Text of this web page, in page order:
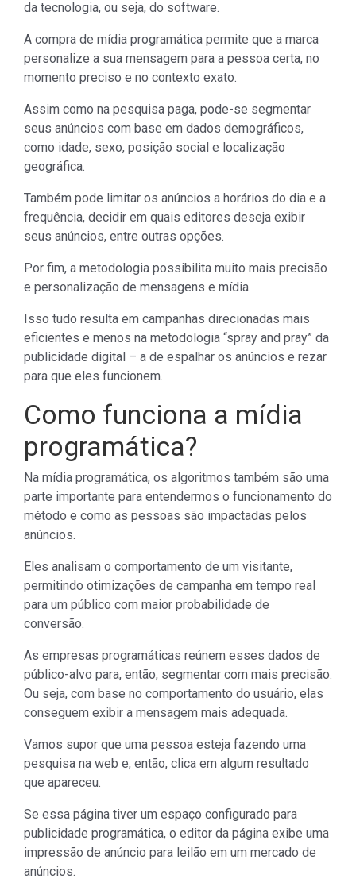
da tecnologia, ou seja, do software.
A compra de mídia programática permite que a marca
personalize a sua mensagem para a pessoa certa, no
momento preciso e no contexto exato.
Assim como na pesquisa paga, pode-se segmentar
seus anúncios com base em dados demográficos,
como idade, sexo, posição social e localização
geográfica.
Também pode limitar os anúncios a horários do dia e a
frequência, decidir em quais editores deseja exibir
seus anúncios, entre outras opções.
Por fim, a metodologia possibilita muito mais precisão
e personalização de mensagens e mídia.
Isso tudo resulta em campanhas direcionadas mais
eficientes e menos na metodologia “spray and pray” da
publicidade digital – a de espalhar os anúncios e rezar
para que eles funcionem.
Como funciona a mídia
programática?
Na mídia programática, os algoritmos também são uma
parte importante para entendermos o funcionamento do
método e como as pessoas são impactadas pelos
anúncios.
Eles analisam o comportamento de um visitante,
permitindo otimizações de campanha em tempo real
para um público com maior probabilidade de
conversão.
As empresas programáticas reúnem esses dados de
público-alvo para, então, segmentar com mais precisão.
Ou seja, com base no comportamento do usuário, elas
conseguem exibir a mensagem mais adequada.
Vamos supor que uma pessoa esteja fazendo uma
pesquisa na web e, então, clica em algum resultado
que apareceu.
Se essa página tiver um espaço configurado para
publicidade programática, o editor da página exibe uma
impressão de anúncio para leilão em um mercado de
anúncios.